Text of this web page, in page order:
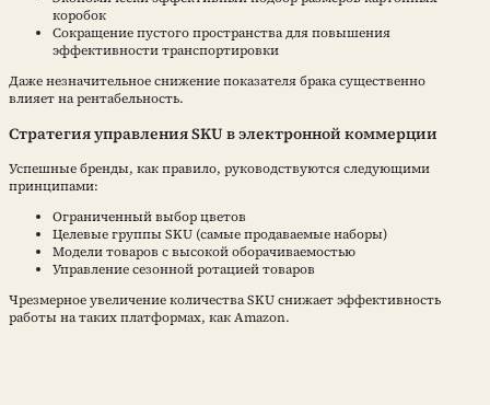
коробок
Сокращение пустого пространства для повышения
эффективности транспортировки
Даже незначительное снижение показателя брака существенно
влияет на рентабельность.
Стратегия управления SKU в электронной коммерции
Успешные бренды, как правило, руководствуются следующими
принципами:
Ограниченный выбор цветов
Целевые группы SKU (самые продаваемые наборы)
Модели товаров с высокой оборачиваемостью
Управление сезонной ротацией товаров
Чрезмерное увеличение количества SKU снижает эффективность
работы на таких платформах, как Amazon.